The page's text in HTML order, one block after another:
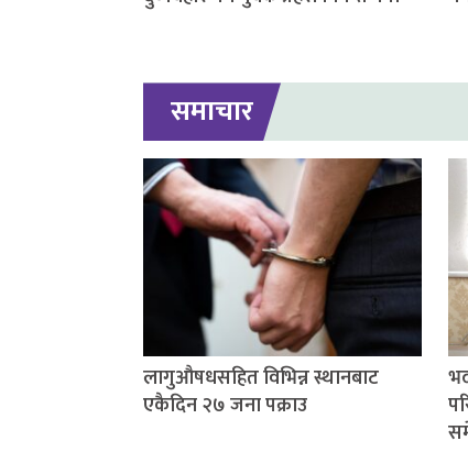
समाचार
लागुऔषधसहित विभिन्न स्थानबाट
एकैदिन २७ जना पक्राउ